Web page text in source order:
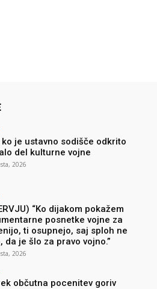
ko je ustavno sodišče odkrito
del kulturne vojne
2026
“Ko dijakom pokažem
posnetke vojne za
ti osupnejo, saj sploh ne
da je šlo za pravo vojno.”
2026
občutna pocenitev goriv